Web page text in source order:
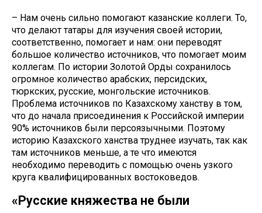
– Нам очень сильно помогают казанские коллеги. То,
что делают татары для изучения своей истории,
соответственно, помогает и нам: они переводят
большое количество источников, что помогает моим
коллегам. По истории Золотой Орды сохранилось
огромное количество арабских, персидских,
тюркских, русские, монгольские источников.
Проблема источников по Казахскому ханству в том,
что до начала присоединения к Российской империи
90% источников были персоязычными. Поэтому
историю Казахского ханства труднее изучать, так как
там источников меньше, а те что имеются
необходимо переводить с помощью очень узкого
круга квалифицированных востоковедов.
«Русские княжества не были